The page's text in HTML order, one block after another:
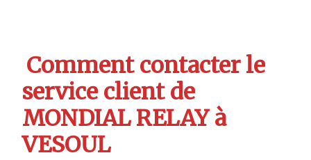
Comment contacter le
service client de
MONDIAL RELAY à
VESOUL